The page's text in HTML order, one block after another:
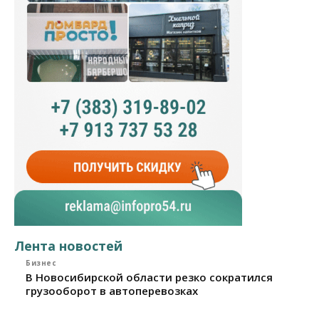
Лента новостей
Бизнес
В Новосибирской области резко сократился
грузооборот в автоперевозках